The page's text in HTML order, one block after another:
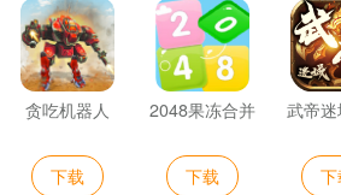
贪吃机器人
下载
2048果冻合并
下载
武帝